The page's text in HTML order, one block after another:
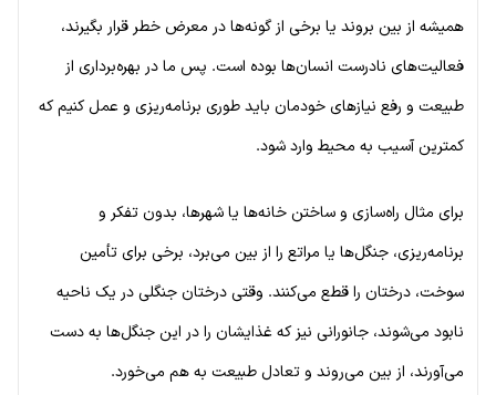
همیشه از بین بروند یا برخی از گونه‌ها در معرض خطر قرار بگیرند،
فعالیت‌های نادرست انسان‌ها بوده است. پس ما در بهره‌برداری از
طبیعت و رفع نیازهای خودمان باید طوری برنامه‌ریزی و عمل کنیم که
کمترین آسیب به محیط وارد شود.
برای مثال راه‌سازی و ساختن خانه‌ها یا شهرها، بدون تفکر و
برنامه‌ریزی، جنگل‌ها یا مراتع را از بین می‌برد، برخی برای تأمین
سوخت، درختان را قطع می‌کنند. وقتی درختان جنگلی در یک ناحیه
نابود می‌شوند، جانورانی نیز که غذایشان را در این جنگل‌ها به دست
می‌آورند، از بین می‌روند و تعادل طبیعت به هم می‌خورد.